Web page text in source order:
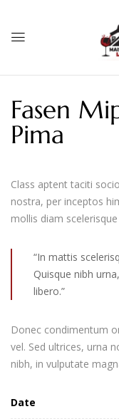
Fasen
Pima
Class aptent taciti
nostra, per inceptos
mollis diam
“In mattis
Quisque nibh
libero.”
Donec condimentum
vel. Sed ultrices, urna
nibh, in vulputate
Date